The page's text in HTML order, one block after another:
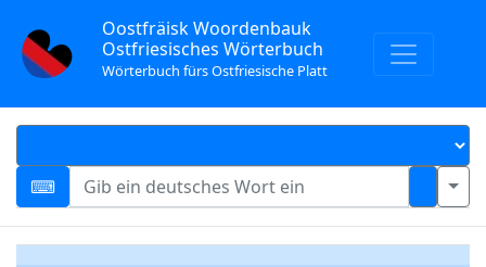
Oostfräisk Woordenbauk
Ostfriesisches Wörterbuch
Wörterbuch fürs Ostfriesische Platt